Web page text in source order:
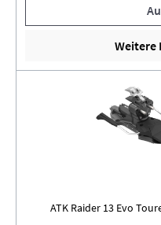
Weitere
ATK Raider 13 Evo